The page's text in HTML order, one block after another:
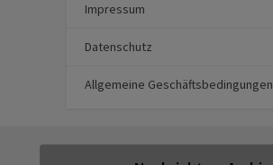
Impressum
Datenschutz
Allgemeine Geschäftsbedingungen